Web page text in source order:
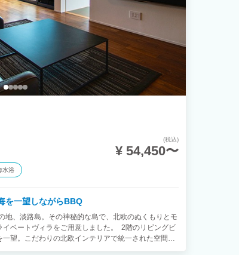
(税込)
¥ 54,450〜
水浴
を一望しながらBBQ
地、淡路島。その神秘的な島で、北欧のぬくもりとモ
ベートヴィラをご用意しました。 2階のリビングビ
望。こだわりの北欧インテリアで統一された空間